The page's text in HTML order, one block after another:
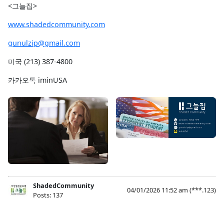
<그늘집>
www.shadedcommunity.com
gunulzip@gmail.com
미국 (213) 387-4800
카카오톡 iminUSA
ShadedCommunity
Posts: 137
04/01/2026 11:52 am (***.123)